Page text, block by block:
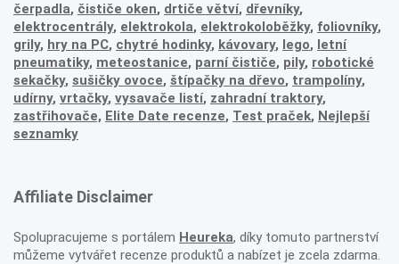
čerpadla, čističe oken, drtiče větví, dřevníky,
elektrocentrály, elektrokola, elektrokoloběžky, foliovníky,
grily, hry na PC, chytré hodinky, kávovary, lego, letní
pneumatiky, meteostanice, parní čističe, pily, robotické
sekačky, sušičky ovoce, štípačky na dřevo, trampolíny,
udírny, vrtačky, vysavače listí, zahradní traktory,
zastřihovače, Elite Date recenze, Test praček, Nejlepší
seznamky
Affiliate Disclaimer
Spolupracujeme s portálem Heureka, díky tomuto partnerství
můžeme vytvářet recenze produktů a nabízet je zcela zdarma.